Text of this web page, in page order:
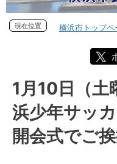
現在位置
横浜市トップペ
フォトダイアリー 2025年度
フォトダイアリー 2026年1
1月10日（土曜日）「第51
開会式でご挨拶をしました
1月10日（土
浜少年サッ
開会式でご